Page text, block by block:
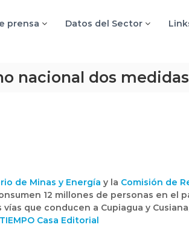
prensa Datos del Sector
nacional dos
de Minas y Energía y la Comisión de
12 millones de personas en
que conducen a Cupiagua y
Casa Editorial